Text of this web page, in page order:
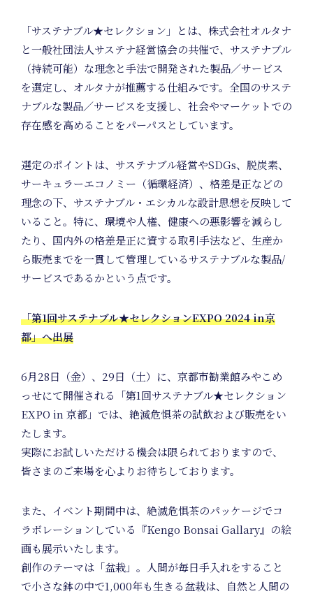
Nature
Positive
Project
「サステナブル★セレクション」とは、株式会社オルタナ
と一般社団法人サステナ経営協会の共催で、サステナブル
（持続可能）な理念と手法で開発された製品／サービス
を選定し、オルタナが推薦する仕組みです。全国のサステ
ナブルな製品／サービスを支援し、社会やマーケットでの
存在感を高めることをパーパスとしています。
選定のポイントは、サステナブル経営やSDGs、脱炭素、
サーキュラーエコノミー（循環経済）、格差是正などの
理念の下、サステナブル・エシカルな設計思想を反映して
いること。特に、環境や人権、健康への悪影響を減らし
たり、国内外の格差是正に資する取引手法など、生産か
ら販売までを一貫して管理しているサステナブルな製品/
サービスであるかという点です。
「第1回サステナブル★セレクションEXPO 2024 in京
都」へ出展
6月28日（金）、29日（土）に、京都市勧業館みやこめ
っせにて開催される「第1回サステナブル★セレクション
EXPO in 京都」では、絶滅危惧茶の試飲および販売をい
たします。
実際にお試しいただける機会は限られておりますので、
皆さまのご来場を心よりお待ちしております。
また、イベント期間中は、絶滅危惧茶のパッケージでコ
ラボレーションしている『Kengo Bonsai Gallary』の絵
画も展示いたします。
創作のテーマは「盆栽」。人間が毎日手入れをすること
で小さな鉢の中で1,000年も生きる盆栽は、自然と人間の